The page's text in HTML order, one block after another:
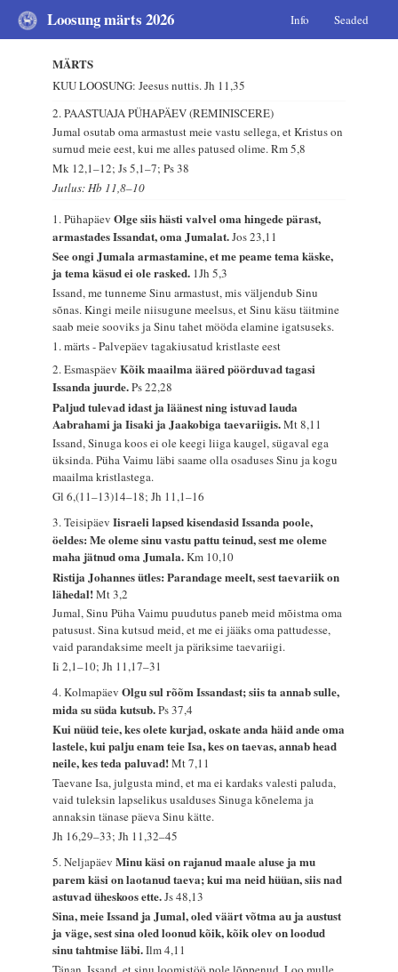
Loosung märts 2026 Info Seaded
MÄRTS
KUU LOOSUNG: Jeesus nuttis.Jh 11,35
2. PAASTUAJA PÜHAPÄEV (REMINISCERE)
Jumal osutab oma armastust meie vastu sellega, et Kristus on
surnud meie eest, kui me alles patused olime.Rm 5,8
Mk 12,1–12; Js 5,1–7; Ps 38
Jutlus: Hb 11,8–10
1. PühapäevOlge siis hästi valvel oma hingede pärast,
armastades Issandat, oma Jumalat.Jos 23,11
See ongi Jumala armastamine, et me peame tema käske,
ja tema käsud ei ole rasked. 1Jh 5,3
Issand, me tunneme Sinu armastust, mis väljendub Sinu
sõnas. Kingi meile niisugune meelsus, et Sinu käsu täitmine
saab meie sooviks ja Sinu tahet mööda elamine igatsuseks.
1. märts - Palvepäev tagakiusatud kristlaste eest
2. EsmaspäevKõik maailma ääred pöörduvad tagasi
Issanda juurde.Ps 22,28
Paljud tulevad idast ja läänest ning istuvad lauda
Aabrahami ja Iisaki ja Jaakobiga taevariigis.Mt 8,11
Issand, Sinuga koos ei ole keegi liiga kaugel, sügaval ega
üksinda. Püha Vaimu läbi saame olla osaduses Sinu ja kogu
maailma kristlastega.
Gl 6,(11–13)14–18; Jh 11,1–16
3. TeisipäevIisraeli lapsed kisendasid Issanda poole,
öeldes: Me oleme sinu vastu pattu teinud, sest me oleme
maha jätnud oma Jumala.Km 10,10
Ristija Johannes ütles: Parandage meelt, sest taevariik on
lähedal!Mt 3,2
Jumal, Sinu Püha Vaimu puudutus paneb meid mõistma oma
patusust. Sina kutsud meid, et me ei jääks oma pattudesse,
vaid parandaksime meelt ja päriksime taevariigi.
Ii 2,1–10; Jh 11,17–31
4. KolmapäevOlgu sul rõõm Issandast; siis ta annab sulle,
mida su süda kutsub.Ps 37,4
Kui nüüd teie, kes olete kurjad, oskate anda häid ande oma
lastele, kui palju enam teie Isa, kes on taevas, annab head
neile, kes teda paluvad!Mt 7,11
Taevane Isa, julgusta mind, et ma ei kardaks valesti paluda,
vaid tuleksin lapselikus usalduses Sinuga kõnelema ja
annaksin tänase päeva Sinu kätte.
Jh 16,29–33; Jh 11,32–45
5. NeljapäevMinu käsi on rajanud maale aluse ja mu
parem käsi on laotanud taeva; kui ma neid hüüan, siis nad
astuvad üheskoos ette.Js 48,13
Sina, meie Issand ja Jumal, oled väärt võtma au ja austust
ja väge, sest sina oled loonud kõik, kõik olev on loodud
sinu tahtmise läbi.Ilm 4,11